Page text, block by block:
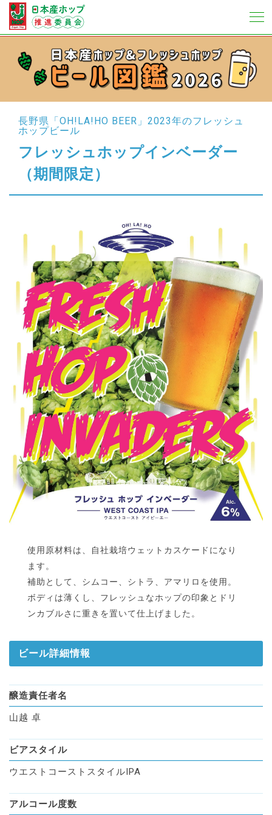
長野県「OH!LA!HO BEER」 2023年のフレッシュ
ホップビール
フレッシュホップインベーダー
（期間限定）
使用原材料は、自社栽培ウェットカスケードになり
ます。
補助として、シムコー、シトラ、アマリロを使用。
ボディは薄くし、フレッシュなホップの印象とドリ
ンカブルさに重きを置いて仕上げました。
ビール詳細情報
醸造責任者名
山越 卓
ビアスタイル
ウエストコーストスタイルIPA
アルコール度数